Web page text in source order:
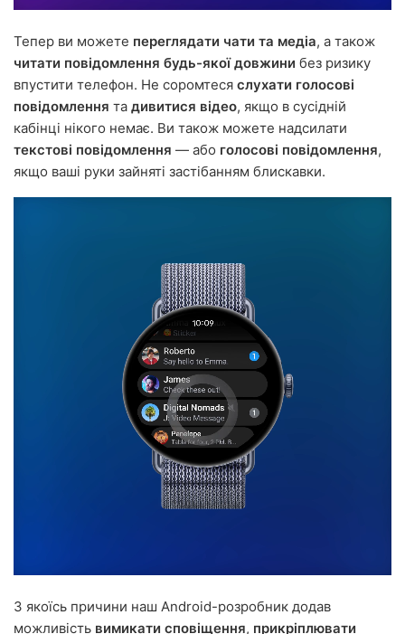
Тепер ви можете переглядати чати та медіа, а також
читати повідомлення будь-якої довжини без ризику
впустити телефон. Не соромтеся слухати голосові
повідомлення та дивитися відео, якщо в сусідній
кабінці нікого немає. Ви також можете надсилати
текстові повідомлення — або голосові повідомлення,
якщо ваші руки зайняті застібанням блискавки.
З якоїсь причини наш Android-розробник додав
можливість вимикати сповіщення, прикріплювати